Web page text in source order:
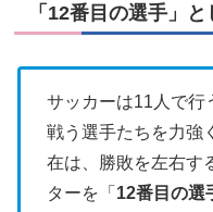
「12番目の選手」
サッカーは11人で行
戦う選手たちを力強
在は、勝敗を左右す
ターを「 12番目の選